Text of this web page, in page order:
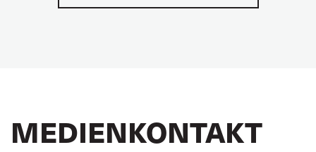
MEDIENKONTAKT